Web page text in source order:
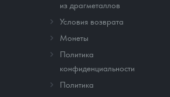
из драгметаллов
Условия возврата
Монеты
Политика
конфиденциальности
Политика